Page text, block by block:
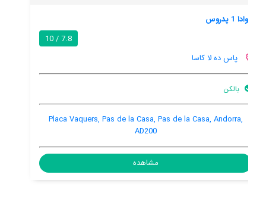
رزیدنس کنسگرا
7.3 / 10
پاس ده لا کاسا
Carrer Bearn, 17 (5ème étage, appt. 17), Pas de la Casa, Pas
de la Casa, Andorra, AD200